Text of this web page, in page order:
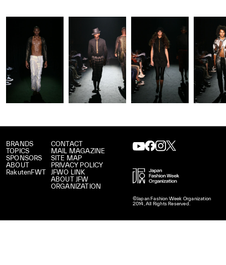
BRANDS
TOPICS
SPONSORS
ABOUT
RakutenFWT
CONTACT
MAIL MAGAZINE
SITE MAP
PRIVACY POLICY
JFWO LINK
ABOUT JFW
ORGANIZATION
©Japan Fashion Week Organization
2014, All Rights Reserved.